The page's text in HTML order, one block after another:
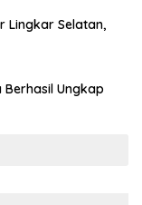
Lingkar Selatan,
Ungkap